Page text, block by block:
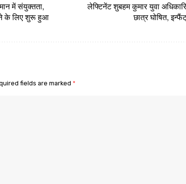
में संयुक्तता,
के लिए शुरू हुआ
लेफ्टिनेंट शुबहम कुमार युवा
छात्र घोषित,
fields are marked *